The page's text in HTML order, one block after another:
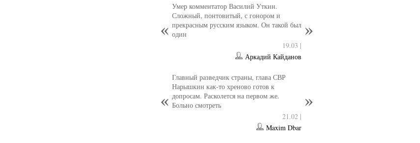
Умер комментатор Василий Уткин.
Сложный, понтовитый, с гонором и
прекрасным русским языком. Он такой был
один
19.03 |
Аркадий Кайданов
Главный разведчик страны, глава СВР
Нарышкин как-то хреново готов к
допросам. Расколется на первом же.
Больно смотреть
21.02 |
Maxim Dbar